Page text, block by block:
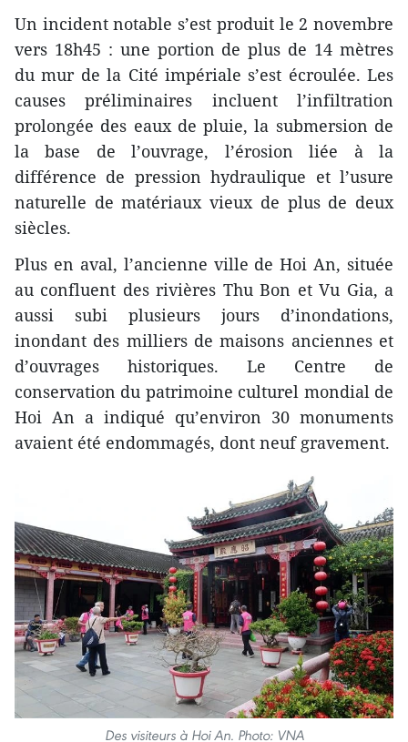
Un incident notable s’est produit le 2 novembre
vers 18h45 : une portion de plus de 14 mètres
du mur de la Cité impériale s’est écroulée. Les
causes préliminaires incluent l’infiltration
prolongée des eaux de pluie, la submersion de
la base de l’ouvrage, l’érosion liée à la
différence de pression hydraulique et l’usure
naturelle de matériaux vieux de plus de deux
siècles.
Plus en aval, l’ancienne ville de Hoi An, située
au confluent des rivières Thu Bon et Vu Gia, a
aussi subi plusieurs jours d’inondations,
inondant des milliers de maisons anciennes et
d’ouvrages historiques. Le Centre de
conservation du patrimoine culturel mondial de
Hoi An a indiqué qu’environ 30 monuments
avaient été endommagés, dont neuf gravement.
Des visiteurs à Hoi An. Photo: VNA